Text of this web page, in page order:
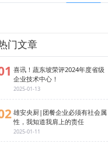
门文章
喜讯！蔬东坡荣评2024年度省级
企业技术中心！
2025-01-13
雄安央厨|团餐企业必须有社会属
性，我知道我肩上的责任
2025-01-11